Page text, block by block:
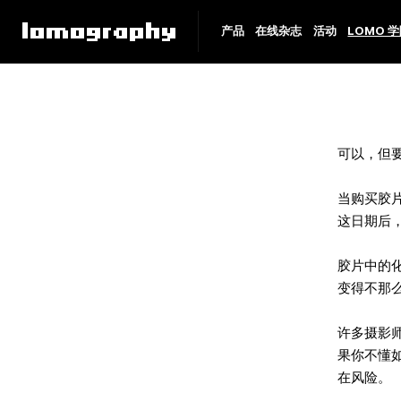
产品 在线杂志 活动 LOMO
可以，但
当购买胶
这日期后
胶片中的
变得不那
许多摄影
果你不懂
在风险。